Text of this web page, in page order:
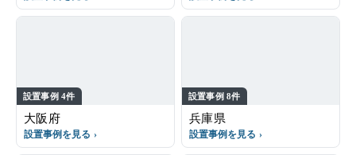
設置事例 4件
大阪府
設置事例を見る
設置事例 8件
兵庫県
設置事例を見る